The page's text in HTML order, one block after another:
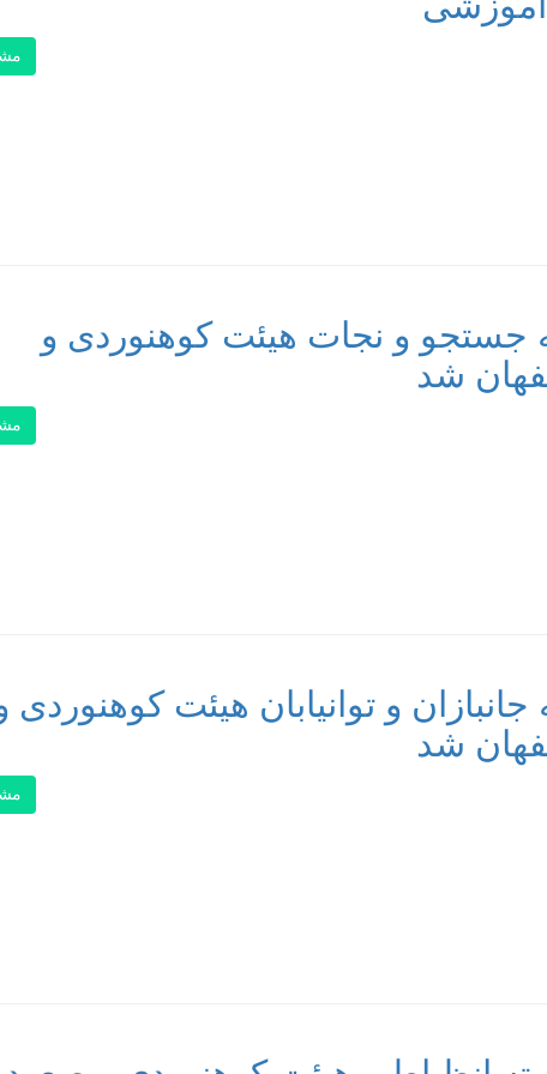
جستجو و نجات هیئت کوهنوردی و
شد
و توانیابان هیئت کوهنوردی
شد